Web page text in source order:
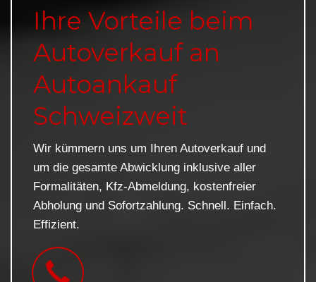
Ihre Vorteile beim
Autoverkauf an
Autoankauf
Schweizweit
Wir kümmern uns um Ihren Autoverkauf und
um die gesamte Abwicklung inklusive aller
Formalitäten, Kfz-Abmeldung, kostenfreier
Abholung und Sofortzahlung. Schnell. Einfach.
Effizient.